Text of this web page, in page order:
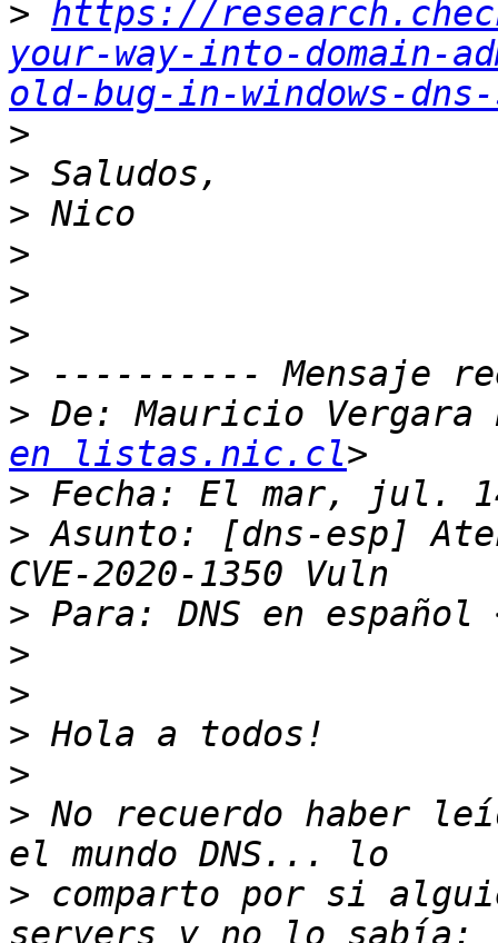
> https://
your-way-into-domain-
old-bug-in-windows-
>
>
>
>
>
>
>
> De: Mauricio Vergara
en listas.nic.cl
>
> Asunto: [dns-esp]
> Para: DNS en español
>
>
>
>
> No recuerdo haber
> comparto por si